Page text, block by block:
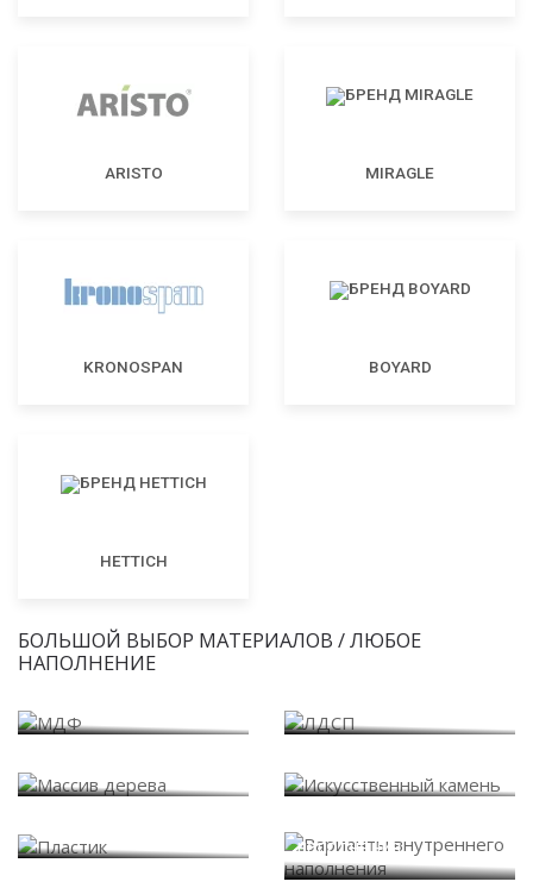
ARISTO MIRAGLE
KRONOSPAN BOYARD
HETTICH
БОЛЬШОЙ ВЫБОР МАТЕРИАЛОВ / ЛЮБОЕ
НАПОЛНЕНИЕ
наполнения